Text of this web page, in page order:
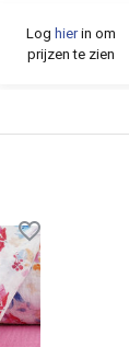
Log hierin om
prijzen te zien